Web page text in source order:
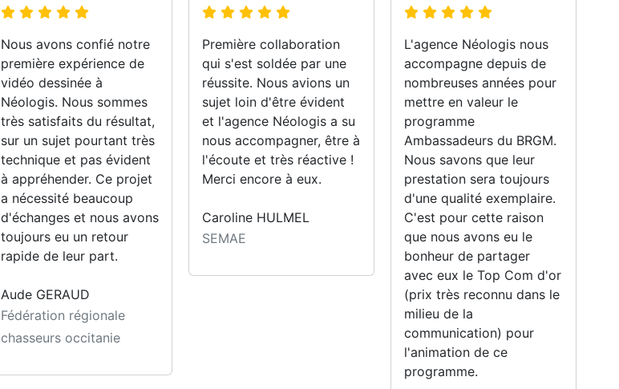
Nous avons confié notre
première expérience de
vidéo dessinée à
Néologis. Nous sommes
très satisfaits du résultat,
sur un sujet pourtant très
technique et pas évident
à appréhender. Ce projet
a nécessité beaucoup
d'échanges et nous avons
toujours eu un retour
rapide de leur part.
Aude GERAUD
Fédération régionale
chasseurs occitanie
Première collaboration
qui s'est soldée par une
réussite. Nous avions un
sujet loin d'être évident
et l'agence Néologis a su
nous accompagner, être à
l'écoute et très réactive !
Merci encore à eux.
Caroline HULMEL
SEMAE
L'agence Néologis nous
accompagne depuis de
nombreuses années pour
mettre en valeur le
programme
Ambassadeurs du BRGM.
Nous savons que leur
prestation sera toujours
d'une qualité exemplaire.
C'est pour cette raison
que nous avons eu le
bonheur de partager
avec eux le Top Com d'or
(prix très reconnu dans le
milieu de la
communication) pour
l'animation de ce
programme.